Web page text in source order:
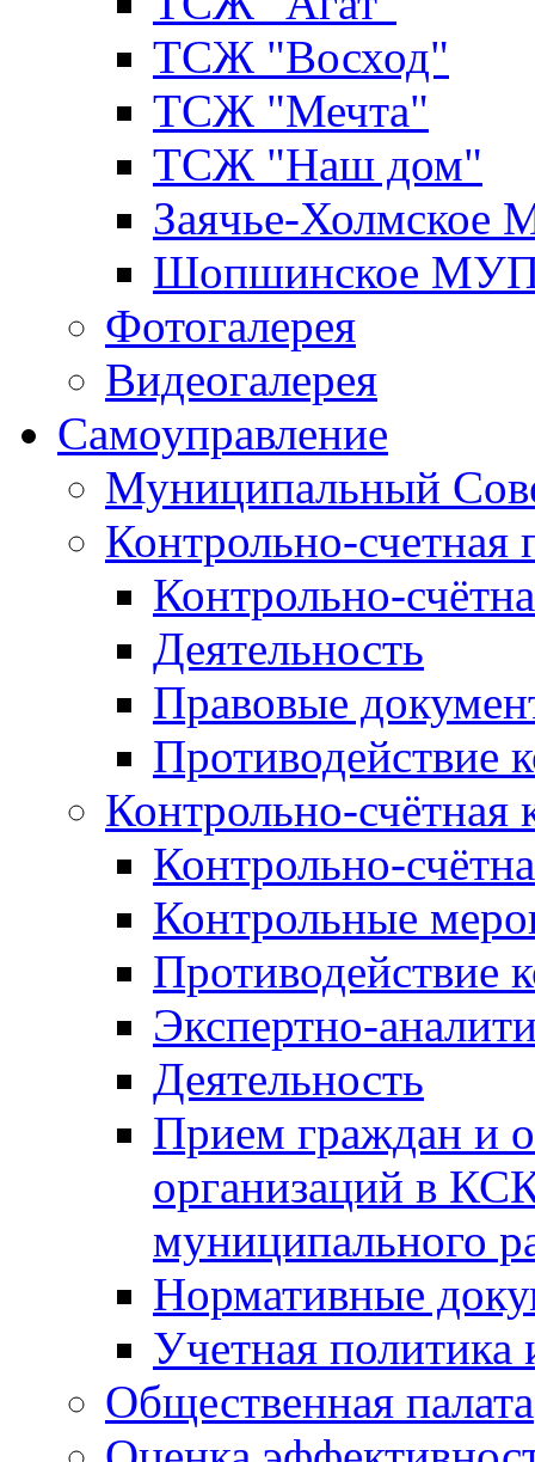
ТСЖ "Восход"
ТСЖ "Мечта"
ТСЖ "Наш дом"
Заячье-
Шопшинское
Фотогалерея
Видеогалерея
Самоуправление
Муниципальный
Контрольно-счетная
Контрольно-
Деятельность
Правовые
Противодействие
Контрольно-счётная
Контрольно-
Контрольные
Противодействие
Экспертно-
Деятельность
Прием граждан и
организаций в
муниципального
Нормативные
Учетная политика
Общественная палата